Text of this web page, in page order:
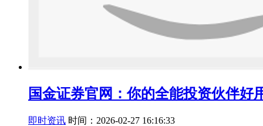
国金证券官网：你的全能投资伙伴好
即时资讯 时间：2026-02-27 16:16:33